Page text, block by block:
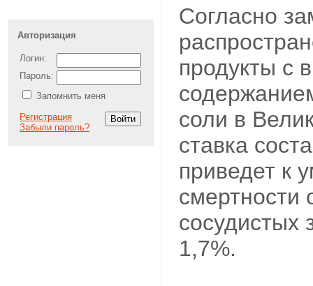
Авторизация
Логин:
Пароль:
Запомнить меня
Регистрация
Забыли пароль?
Согласно
продукты с
соли в
ставка
приведет к
смертности
сосудистых
1,7%.